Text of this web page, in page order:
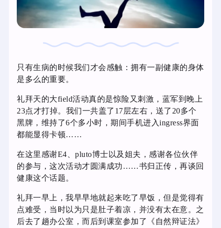
只有生病的时候我们才会感触：拥有一副健康的身体
是多么的重要。
礼拜天的大field活动真的是惊险又刺激，蓝军到晚上
23点才打掉。我们一共盖了17层左右，送了20多个
黑牌，维持了6个多小时，期间手机进入ingress界面
都能显得卡顿……
在这里感谢E4、pluto博士以及姐夫，感谢各位伙伴
的参与，这次活动才圆满成功……书归正传，再谈回
健康这个话题。
礼拜一早上，我早早地就起来吃了早饭，但是觉得有
点难受，当时以为只是肚子着凉，并没有太在意。之
后去了趟办公室，而后到课室参加了《自然辩证法》